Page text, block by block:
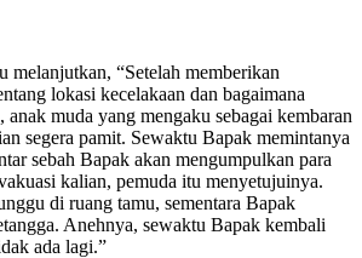
melanjutkan, “Setelah memberikan
lokasi kecelakaan dan bagaimana
anak muda yang mengaku sebagai kembaran
segera pamit. Sewaktu Bapak memintanya
sebah Bapak akan mengumpulkan para
kalian, pemuda itu menyetujuinya.
di ruang tamu, sementara Bapak
Anehnya, sewaktu Bapak kembali
ada lagi.”